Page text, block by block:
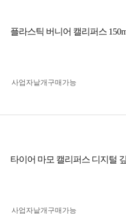
플라스틱 버니어 캘리퍼스
사업자 낱개구매가능
타이어 마모 캘리퍼스 디지털
사업자 낱개구매가능